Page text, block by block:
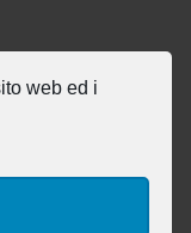
web ed i